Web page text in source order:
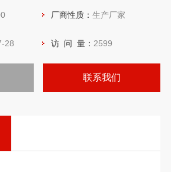
厂商性质： 生产厂家
28 访 问 量： 2599
联系我们